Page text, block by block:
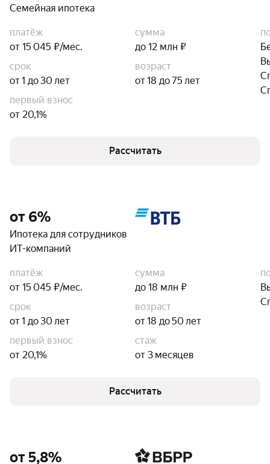
Семейная ипотека
платёж
от 15 045 ₽/мес.
сумма
до 12 млн ₽
срок
от 1 до 30 лет
возраст
от 18 до 75 лет
первый взнос
от 20,1%
Рассчитать
от 6%
Ипотека для сотрудников
ИТ-компаний
платёж
от 15 045 ₽/мес.
сумма
до 18 млн ₽
срок
от 1 до 30 лет
возраст
от 18 до 50 лет
первый взнос
от 20,1%
стаж
от 3 месяцев
Рассчитать
от 5,8%